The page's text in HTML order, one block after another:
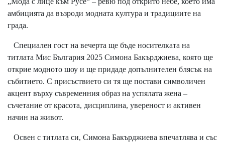
амбицията да възроди модната култура и традициите на
града.
Специален гост на вечерта ще бъде носителката на
титлата Мис България 2025 Симона Бакърджиева, която ще
открие модното шоу и ще придаде допълнителен блясък на
събитието. С присъствието си тя ще постави символичен
акцент върху съвременния образ на успялата жена –
съчетание от красота, дисциплина, увереност и активен
начин на живот.
Освен с титлата си, Симона Бакърджиева впечатлява и със